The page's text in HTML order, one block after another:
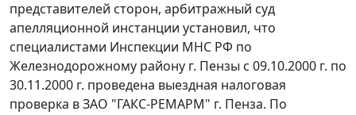
представителей сторон, арбитражный суд
апелляционной инстанции установил, что
специалистами Инспекции МНС РФ по
Железнодорожному району г. Пензы с 09.10.2000 г. по
30.11.2000 г. проведена выездная налоговая
проверка в ЗАО "ГАКС-РЕМАРМ" г. Пенза. По